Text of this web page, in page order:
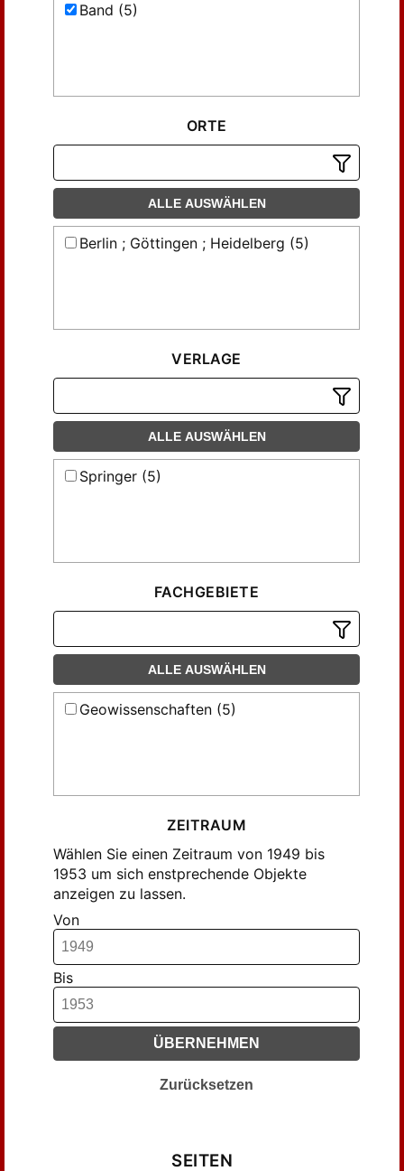
Band (5)
ORTE
ALLE AUSWÄHLEN
Berlin ; Göttingen ; Heidelberg (5)
VERLAGE
ALLE AUSWÄHLEN
Springer (5)
FACHGEBIETE
ALLE AUSWÄHLEN
Geowissenschaften (5)
ZEITRAUM
Wählen Sie einen Zeitraum von 1949 bis
1953 um sich enstprechende Objekte
anzeigen zu lassen.
Von
Bis
ÜBERNEHMEN
Zurücksetzen
SEITEN